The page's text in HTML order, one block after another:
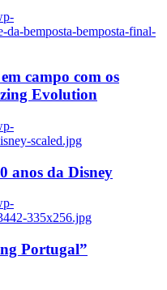
da-bemposta-bemposta-final-
campo com os
Evolution
scaled.jpg
anos da Disney
335x256.jpg
Portugal”